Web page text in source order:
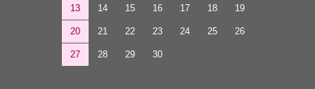
13 14 15 16 17 18 19
20 21 22 23 24 25 26
27 28 29 30